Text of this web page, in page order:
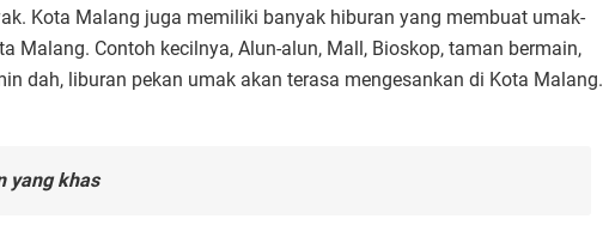
Kota Malang juga memiliki banyak hiburan yang membuat umak-
Malang. Contoh kecilnya, Alun-alun, Mall, Bioskop, taman bermain,
dah, liburan pekan umak akan terasa mengesankan di Kota Malang.
yang khas